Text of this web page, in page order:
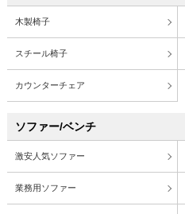
木製椅子
スチール椅子
カウンターチェア
ソファー/ベンチ
激安人気ソファー
業務用ソファー